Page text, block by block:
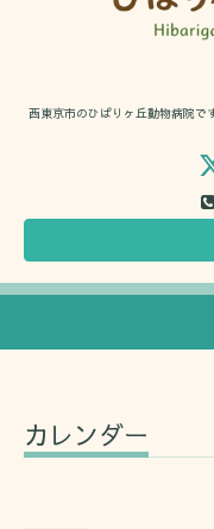
西東京市のひばりヶ丘動物病院で
カレンダー